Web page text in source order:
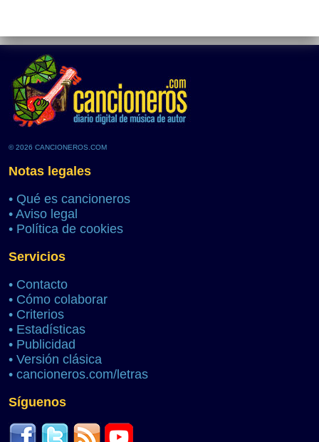
© 2026 CANCIONEROS.COM
Notas legales
• Qué es cancioneros
• Aviso legal
• Política de cookies
Servicios
• Contacto
• Cómo colaborar
• Criterios
• Estadísticas
• Publicidad
• Versión clásica
• cancioneros.com/letras
Síguenos